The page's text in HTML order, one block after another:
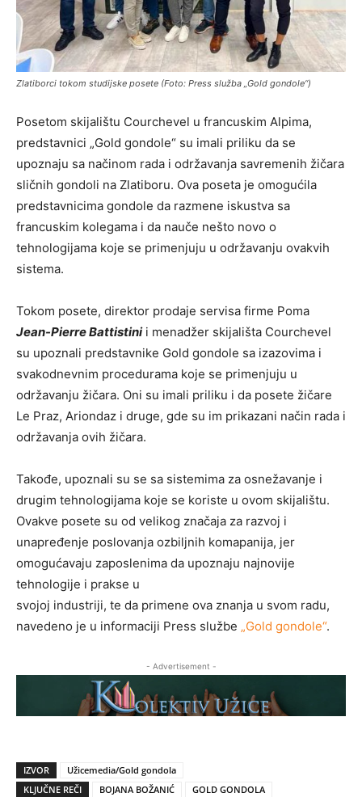
Zlatiborci tokom studijske posete (Foto: Press služba „Gold gondole“)
Posetom skijalištu Courchevel u francuskim Alpima,
predstavnici „Gold gondole“ su imali priliku da se
upoznaju sa načinom rada i održavanja savremenih žičara
sličnih gondoli na Zlatiboru. Ova poseta je omogućila
predstavnicima gondole da razmene iskustva sa
francuskim kolegama i da nauče nešto novo o
tehnologijama koje se primenjuju u održavanju ovakvih
sistema.
Tokom posete, direktor prodaje servisa firme Poma
Jean-Pierre Battistinii menadžer skijališta Courchevel
su upoznali predstavnike Gold gondole sa izazovima i
svakodnevnim procedurama koje se primenjuju u
održavanju žičara. Oni su imali priliku i da posete žičare
Le Praz, Ariondaz i druge, gde su im prikazani način rada i
održavanja ovih žičara.
Takođe, upoznali su se sa sistemima za osnežavanje i
drugim tehnologijama koje se koriste u ovom skijalištu.
Ovakve posete su od velikog značaja za razvoj i
unapređenje poslovanja ozbiljnih komapanija, jer
omogućavaju zaposlenima da upoznaju najnovije
tehnologije i prakse u
svojoj industriji, te da primene ova znanja u svom radu,
navedeno je u informaciji Press službe „Gold gondole“.
- Advertisement -
IZVOR
Užicemedia/Gold gondola
KLJUČNE REČI
BOJANA BOŽANIĆ GOLD GONDOLA